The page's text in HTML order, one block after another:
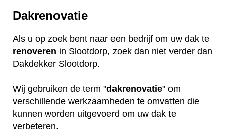
Dakrenovatie
Als u op zoek bent naar een bedrijf om uw dak te
renoveren in Slootdorp, zoek dan niet verder dan
Dakdekker Slootdorp.
Wij gebruiken de term "dakrenovatie" om
verschillende werkzaamheden te omvatten die
kunnen worden uitgevoerd om uw dak te
verbeteren.